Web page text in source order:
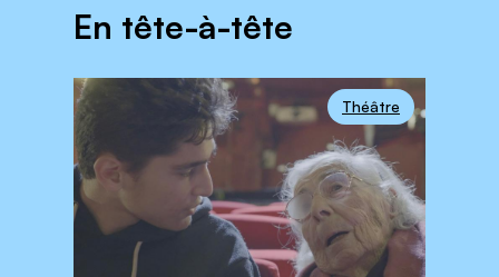
En tête-à-tête
Théâtre